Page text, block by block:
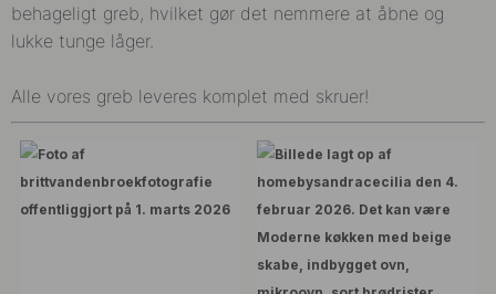
behageligt greb, hvilket gør det nemmere at åbne og
lukke tunge låger.
Alle vores greb leveres komplet med skruer!